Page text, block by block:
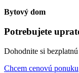
Bytový dom
Potrebujete
Dohodnite si
Chcem cenovú ponuku